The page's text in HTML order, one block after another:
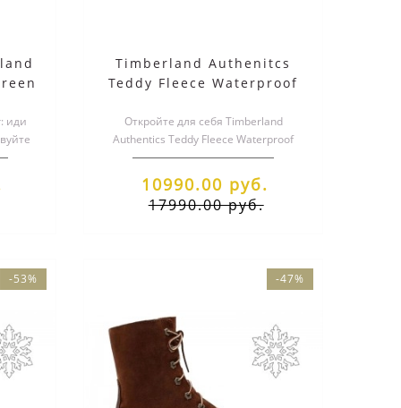
иди
..
Timberland Authenitcs
Teddy Fleece Waterproof
Откройте для себя Timberland
Authentics Teddy Fleece Waterproof
Fold-Down в элегантном хаки цвете!
Э..
10990.00 руб.
17990.00 руб.
-53% -47%